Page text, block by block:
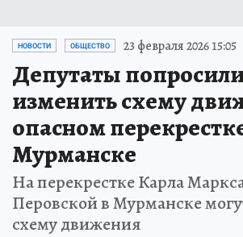
НОВОСТИ ОБЩЕСТВО 23 февраля 2026 15:05
Депутаты
изменить схему
опасном
Мурманске
На перекрестке Карла
Перовской в Мурманске
схему движения